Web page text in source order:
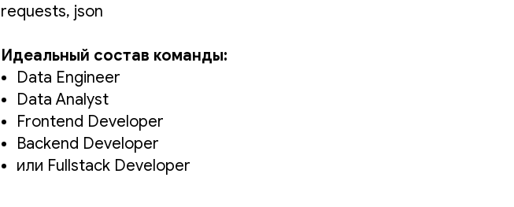
requests, json
Идеальный состав команды:
Data Engineer
Data Analyst
Frontend Developer
Backend Developer
или Fullstack Developer